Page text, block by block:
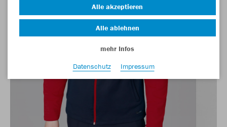
Alle akzeptieren
Alle ablehnen
mehr Infos
Datenschutz
Impressum